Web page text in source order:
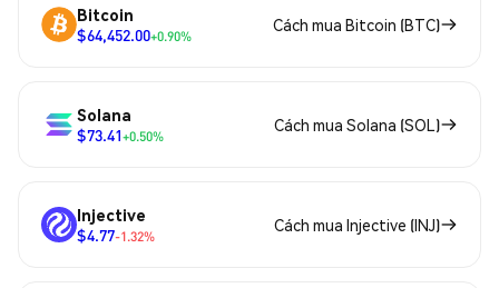
Bitcoin
$64,452.00+0.90%
Cách mua Bitcoin (BTC)
Solana
$73.41+0.50%
Cách mua Solana (SOL)
Injective
$4.77-1.32%
Cách mua Injective (INJ)